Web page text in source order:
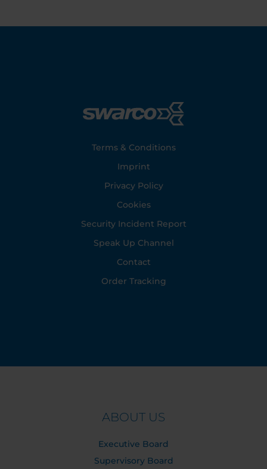
Terms & Conditions
Imprint
Privacy Policy
Cookies
Security Incident Report
Speak Up Channel
Contact
Order Tracking
ABOUT US
Executive Board
Supervisory Board